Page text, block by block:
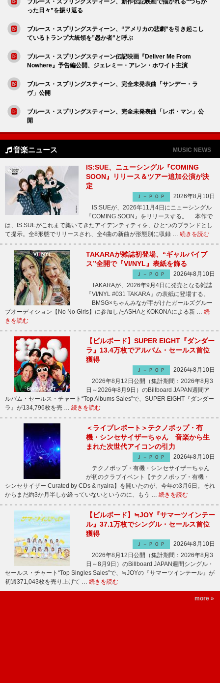
った日々”を振り返る
ブルース・スプリングスティーン、“アメリカの悲劇”を引き起こし
ているトランプ大統領を”愚か者”と呼ぶ
ブルース・スプリングスティーン伝記映画『Deliver Me From
Nowhere』予告編公開、ジェレミー・アレン・ホワイト主演
ブルース・スプリングスティーン、完全未発表曲「サンデー・ラ
ヴ」公開
ブルース・スプリングスティーン、完全未発表曲「レポ・マン」公
開
音楽ニュース MUSIC NEWS
IS:SUE、ニューシングル『COMING
SOON』リリース＆ツアー追加公演が決
定
Ｊ－ＰＯＰ
2026年8月10日
IS:SUEが、2026年11月4日にニューシングル
『COMING SOON』をリリースする。 本作で
は、IS:SUEがこれまで築いてきたアイデンティティを、ひとつのブランドとし
て提示。全8形態でリリースされ、全4曲の新曲が形態別に収録 … 続きを読む
TAKARAが雑誌初登場、“ギャルバイブ
ス”全開で『VI/NYL』表紙を飾る
Ｊ－ＰＯＰ
2026年8月10日
TAKARAが、2026年9月4日に発売となる雑誌
『VI/NYL #031 TAKARA』の表紙に登場する。
BMSG×ちゃんみなが手がけたガールズグルー
プオーディション【No No Girls】に参加したASHAとKOKONAによる新 … 続
きを読む
【ビルボード】SUPER EIGHT『ダンダー
ラ』13.4万枚でアルバム・セールス首位
獲得
Ｊ－ＰＯＰ
2026年8月10日
2026年8月12日公開（集計期間：2026年8月3
日～2026年8月9日）のBillboard JAPAN週間ア
ルバム・セールス・チャート“Top Albums Sales”で、SUPER EIGHT『ダンダー
ラ』が134,796枚を売 … 続きを読む
＜ライブレポート＞テクノポップ・有
機・シンセサイザーちゃん 音楽から生
まれた次世代アイコンの引力
Ｊ－ＰＯＰ
2026年8月10日
テクノポップ・有機・シンセサイザーちゃん
が初のクラブイベント【テクノポップ・有機・
シンセサイザー Curated by CDs & nyalra】を開いたのが、今年の3月6日。それ
からまだ約3か月半しか経っていないというのに、もう … 続きを読む
【ビルボード】≒JOY『サマーツインテー
ル』37.1万枚でシングル・セールス首位
獲得
Ｊ－ＰＯＰ
2026年8月10日
2026年8月12日公開（集計期間：2026年8月3
日～8月9日）のBillboard JAPAN週間シングル・
セールス・チャート“Top Singles Sales”で、≒JOYの『サマーツインテール』が
初週371,043枚を売り上げて … 続きを読む
more »